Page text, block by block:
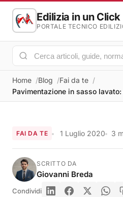
Edilizia in un Click
PORTALE TECNICO
Home Blog
Fai da te
Pavimentazione in sasso
FAI DA TE 1 Luglio 2020 3
SCRITTO DA
Giovanni Breda
Condividi